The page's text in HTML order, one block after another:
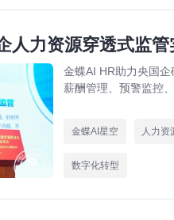
人力资源穿透式监
金蝶AI HR助力央国
薪酬管理、预警监控
金蝶AI星空 人力资
数字化转型